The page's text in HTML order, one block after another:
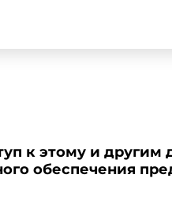
к этому и
обеспечения